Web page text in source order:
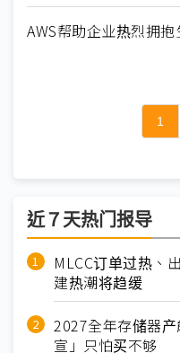
AWS帮助企业热烈拥
1
近７天热门报导
MLCC订单过热、
建热潮将趋缓
2027全年存储器
宣」只怕买不够